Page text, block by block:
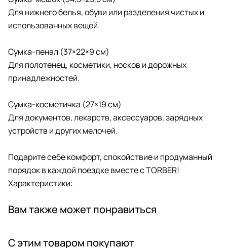
Для нижнего белья, обуви или разделения чистых и
использованных вещей.
Сумка-пенал (37×22×9 см)
Для полотенец, косметики, носков и дорожных
принадлежностей.
Сумка-косметичка (27×19 см)
Для документов, лекарств, аксессуаров, зарядных
устройств и других мелочей.
Подарите себе комфорт, спокойствие и продуманный
порядок в каждой поездке вместе с TORBER!
Характеристики:
Вам также может понравиться
С этим товаром покупают